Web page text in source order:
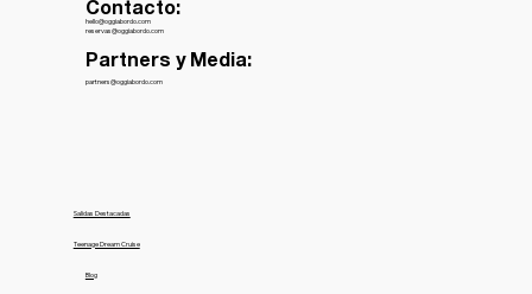
Salidas Destacadas
Teenage Dream Cruise
Blog
Contacto:
hello@oggiabordo.com
reservas@oggiabordo.com
Partners y Media:
partners@oggiabordo.com